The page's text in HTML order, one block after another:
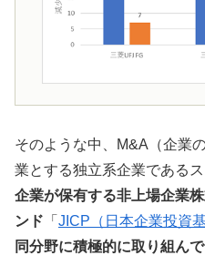
そのような中、M&A（企業
業とする独立系企業である
企業が保有する非上場企業
ンド 「 JICP（日本企業投資基
同分野に積極的に取り組ん